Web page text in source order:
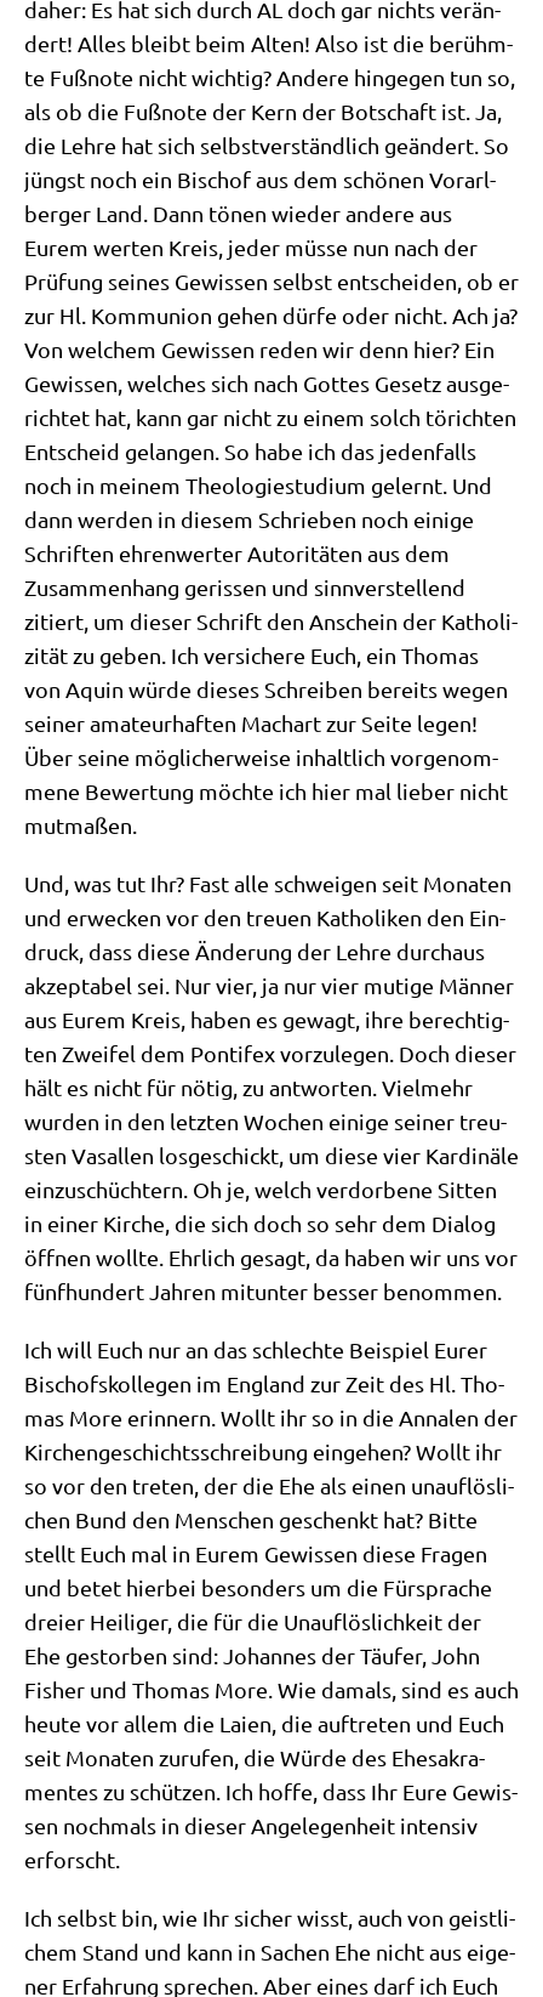
daher: Es hat sich durch AL doch gar nichts ver­än­
dert! Alles bleibt beim Alten! Also ist die berühm­
te Fuß­no­te nicht wich­tig? Ande­re hin­ge­gen tun so,
als ob die Fuß­no­te der Kern der Bot­schaft ist. Ja,
die Leh­re hat sich selbst­ver­ständ­lich geän­dert. So
jüngst noch ein Bischof aus dem schö­nen Vor­arl­
ber­ger Land. Dann tönen wie­der ande­re aus
Eurem wer­ten Kreis, jeder müs­se nun nach der
Prü­fung sei­nes Gewis­sen selbst ent­schei­den, ob er
zur Hl. Kom­mu­ni­on gehen dür­fe oder nicht. Ach ja?
Von wel­chem Gewis­sen reden wir denn hier? Ein
Gewis­sen, wel­ches sich nach Got­tes Gesetz aus­ge­
rich­tet hat, kann gar nicht zu einem solch törich­ten
Ent­scheid gelan­gen. So habe ich das jeden­falls
noch in mei­nem Theo­lo­gie­stu­di­um gelernt. Und
dann wer­den in die­sem Schrie­ben noch eini­ge
Schrif­ten ehren­wer­ter Auto­ri­tä­ten aus dem
Zusam­men­hang geris­sen und sinn­ver­stel­lend
zitiert, um die­ser Schrift den Anschein der Katho­li­
zi­tät zu geben. Ich ver­si­che­re Euch, ein Tho­mas
von Aquin wür­de die­ses Schrei­ben bereits wegen
sei­ner ama­teur­haf­ten Mach­art zur Sei­te legen!
Über sei­ne mög­li­cher­wei­se inhalt­lich vor­ge­nom­
me­ne Bewer­tung möch­te ich hier mal lie­ber nicht
mutmaßen.
Und, was tut Ihr? Fast alle schwei­gen seit Mona­ten
und erwecken vor den treu­en Katho­li­ken den Ein­
druck, dass die­se Ände­rung der Leh­re durch­aus
akzep­ta­bel sei. Nur vier, ja nur vier muti­ge Män­ner
aus Eurem Kreis, haben es gewagt, ihre berech­tig­
ten Zwei­fel dem Pon­ti­fex vor­zu­le­gen. Doch die­ser
hält es nicht für nötig, zu ant­wor­ten. Viel­mehr
wur­den in den letz­ten Wochen eini­ge sei­ner treu­
sten Vasal­len los­ge­schickt, um die­se vier Kar­di­nä­le
ein­zu­schüch­tern. Oh je, welch ver­dor­be­ne Sit­ten
in einer Kir­che, die sich doch so sehr dem Dia­log
öff­nen woll­te. Ehr­lich gesagt, da haben wir uns vor
fünf­hun­dert Jah­ren mit­un­ter bes­ser benommen.
Ich will Euch nur an das schlech­te Bei­spiel Eurer
Bischofs­kol­le­gen im Eng­land zur Zeit des Hl. Tho­
mas More erin­nern. Wollt ihr so in die Anna­len der
Kir­chen­ge­schichts­schrei­bung ein­ge­hen? Wollt ihr
so vor den tre­ten, der die Ehe als einen unauf­lös­li­
chen Bund den Men­schen geschenkt hat? Bit­te
stellt Euch mal in Eurem Gewis­sen die­se Fra­gen
und betet hier­bei beson­ders um die Für­spra­che
drei­er Hei­li­ger, die für die Unauf­lös­lich­keit der
Ehe gestor­ben sind: Johan­nes der Täu­fer, John
Fisher und Tho­mas More. Wie damals, sind es auch
heu­te vor allem die Lai­en, die auf­tre­ten und Euch
seit Mona­ten zuru­fen, die Wür­de des Ehe­sa­kra­
men­tes zu schüt­zen. Ich hof­fe, dass Ihr Eure Gewis­
sen noch­mals in die­ser Ange­le­gen­heit inten­siv
erforscht.
Ich selbst bin, wie Ihr sicher wisst, auch von geist­li­
chem Stand und kann in Sachen Ehe nicht aus eige­
ner Erfah­rung spre­chen. Aber eines darf ich Euch